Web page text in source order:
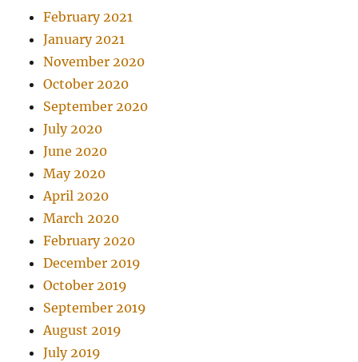
February 2021
January 2021
November 2020
October 2020
September 2020
July 2020
June 2020
May 2020
April 2020
March 2020
February 2020
December 2019
October 2019
September 2019
August 2019
July 2019